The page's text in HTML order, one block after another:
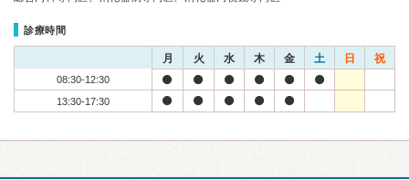
診療時間
月 火 水 木 金 土 日 祝
08:30-12:30
13:30-17:30